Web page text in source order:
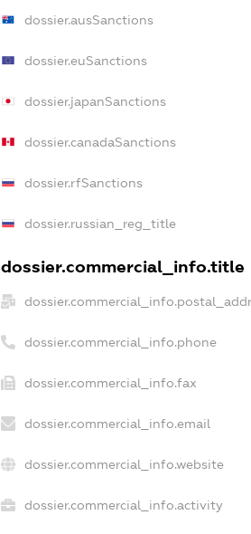
dossier.ausSanctions
dossier.euSanctions
dossier.japanSanctions
dossier.canadaSanctions
dossier.rfSanctions
dossier.russian_reg_title
dossier.commercial_info.title
dossier.commercial_info.phone
dossier.commercial_info.fax
dossier.commercial_info.email
dossier.commercial_info.website
dossier.commercial_info.activity